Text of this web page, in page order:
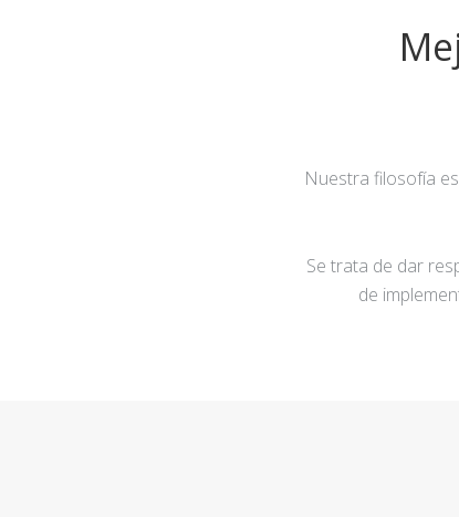
Nuestra filosofía
Se trata de dar
de